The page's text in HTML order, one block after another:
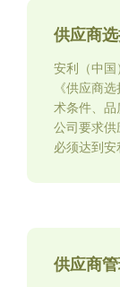
供应商
安利（中
《供应商
术条件、品
公司要求
必须达到安
供应商